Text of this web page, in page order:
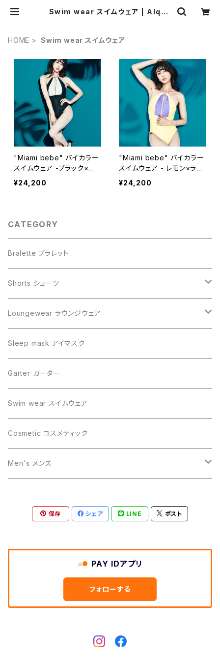
Swim wear スイムウェア | Alqua
HOME Swim wear スイムウェア
"Miami bebe" バイカラー
スイムウェア -ブラック×ホ
ワイト
¥24,200
"Miami bebe" バイカラー
スイムウェア - レモン×ライ
ラック
¥24,200
CATEGORY
Bralette ブラレット
Shorts ショーツ
Tanga タンガ
Boyshorts ボーイショーツ
Panty パンティ
High waisted ハイウエストショーツ
Boxer pants ボクサーパンツ
Loungewear ラウンジウェア
Slip dress スリップドレス
Camisole キャミソール
Tap pants タップパンツ
Goun ガウン
Teddy テディ
Sleep mask アイマスク
Garter ガーター
Swim wear スイムウェア
Cosmetic コスメティック
Men's メンズ
保存 シェア LINE ポスト
PAY IDアプリ
フォローする